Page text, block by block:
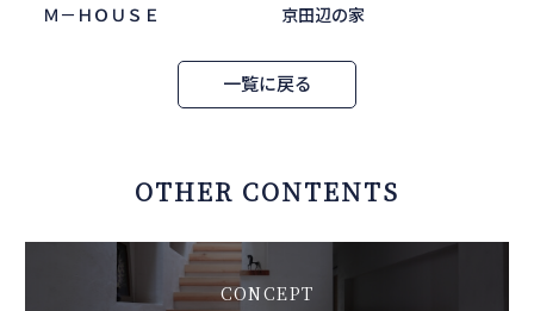
Ｍ－ＨＯＵＳＥ 京田辺の家
一覧に戻る
OTHER CONTENTS
CONCEPT